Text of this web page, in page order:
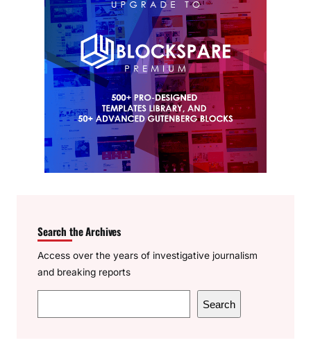
Search the Archives
Access over the years of investigative journalism
and breaking reports
e
Search